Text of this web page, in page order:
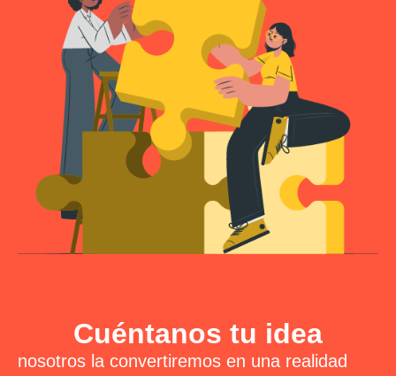
Cuéntanos tu idea
nosotros la convertiremos en una realidad